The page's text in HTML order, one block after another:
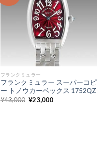
フランクミュラー
フランクミュラー スーパーコピ
ー トノウカーベックス 1752QZ
¥43,000 ¥23,000